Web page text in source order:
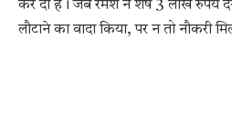
कर दी है। जब रमेश ने शेष 3 लाख रुपये
लौटाने का वादा किया, पर न तो नौकरी